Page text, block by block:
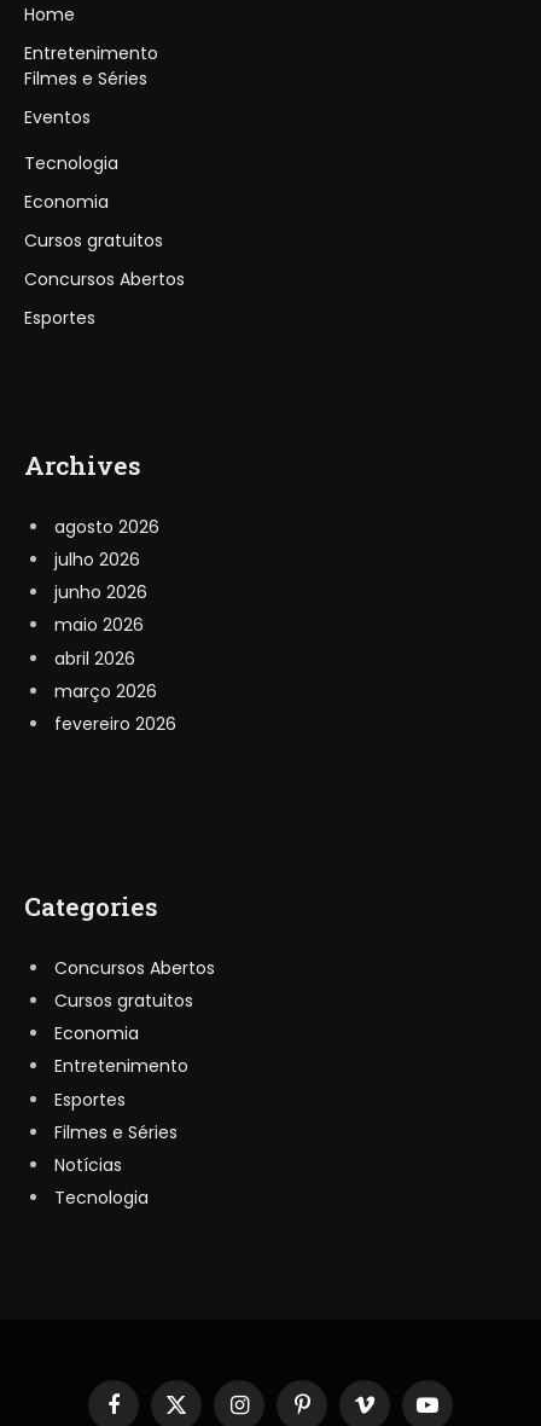
Home
Entretenimento
Filmes e Séries
Eventos
Tecnologia
Economia
Cursos gratuitos
Concursos Abertos
Esportes
Archives
agosto 2026
julho 2026
junho 2026
maio 2026
abril 2026
março 2026
fevereiro 2026
Categories
Concursos Abertos
Cursos gratuitos
Economia
Entretenimento
Esportes
Filmes e Séries
Notícias
Tecnologia
Facebook
X InstagramPinterestVimeo YouTube